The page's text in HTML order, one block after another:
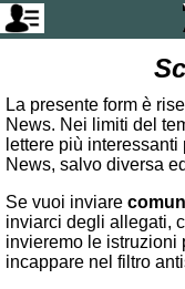
La presente form è
News. Nei limiti del
lettere più
News, salvo diversa
Se vuoi inviare
inviarci degli allegati,
invieremo le istruzioni
incappare nel filtro